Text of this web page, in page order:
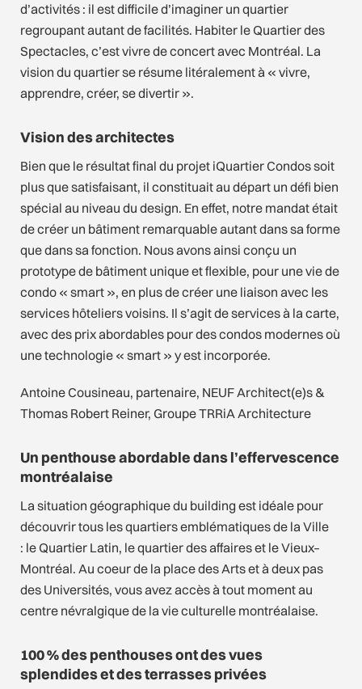
d’activités : il est difficile d’imaginer un quartier
regroupant autant de facilités. Habiter le Quartier des
Spectacles, c’est vivre de concert avec Montréal. La
vision du quartier se résume litéralement à « vivre,
apprendre, créer, se divertir ».
Vision des architectes
Bien que le résultat final du projet iQuartier Condos soit
plus que satisfaisant, il constituait au départ un défi bien
spécial au niveau du design. En effet, notre mandat était
de créer un bâtiment remarquable autant dans sa forme
que dans sa fonction. Nous avons ainsi conçu un
prototype de bâtiment unique et flexible, pour une vie de
condo « smart », en plus de créer une liaison avec les
services hôteliers voisins. Il s’agit de services à la carte,
avec des prix abordables pour des condos modernes où
une technologie « smart » y est incorporée.
Antoine Cousineau, partenaire, NEUF Architect(e)s &
Thomas Robert Reiner, Groupe TRRiA Architecture
Un penthouse abordable dans l’effervescence
montréalaise
La situation géographique du building est idéale pour
découvrir tous les quartiers emblématiques de la Ville
: le Quartier Latin, le quartier des affaires et le Vieux–
Montréal. Au coeur de la place des Arts et à deux pas
des Universités, vous avez accès à tout moment au
centre névralgique de la vie culturelle montréalaise.
100 % des penthouses ont des vues
splendides et des terrasses privées